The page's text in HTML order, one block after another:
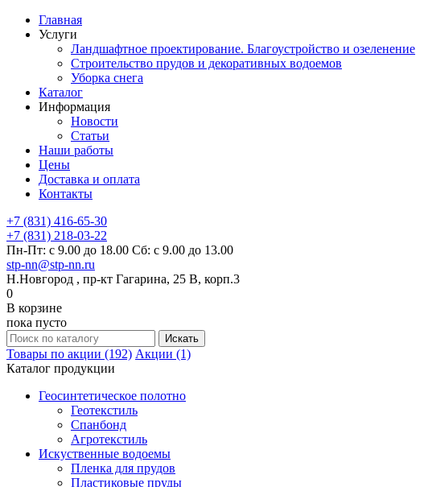
Главная
Услуги
Ландшафтное проектирование. Благоустройство и озеленение
Строительство прудов и декоративных водоемов
Уборка снега
Каталог
Информация
Новости
Статьи
Наши работы
Цены
Доставка и оплата
Контакты
+7 (831) 416-65-30
+7 (831) 218-03-22
Пн-Пт: с 9.00 до 18.00 Сб: с 9.00 до 13.00
stp-nn@stp-nn.ru
Н.Новгород , пр-кт Гагарина, 25 В, корп.3
0
В корзине
пока пусто
Товары по акции (192) Акции (1)
Каталог продукции
Геосинтетическое полотно
Геотекстиль
Спанбонд
Агротекстиль
Искуственные водоемы
Пленка для прудов
Пластиковые пруды